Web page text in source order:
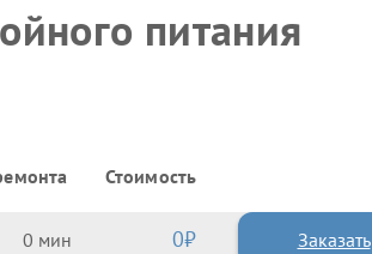
питания
Стоимость
0 0 Заказать